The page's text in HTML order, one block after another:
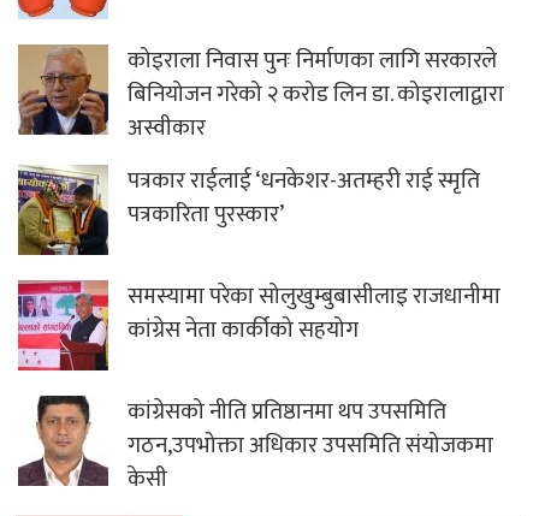
कोइराला निवास पुनः निर्माणका लागि सरकारले
बिनियोजन गरेको २ करोड लिन डा. कोइरालाद्वारा
अस्वीकार
पत्रकार राईलाई ‘धनकेशर-अतम्हरी राई स्मृति
पत्रकारिता पुरस्कार’
समस्यामा परेका सोलुखुम्बुबासीलाइ राजधानीमा
कांग्रेस नेता कार्कीको सहयोग
कांग्रेसको नीति प्रतिष्ठानमा थप उपसमिति
गठन,उपभोक्ता अधिकार उपसमिति संयोजकमा
केसी